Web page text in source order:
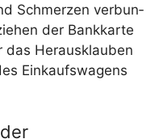
Schmer­zen ver­bun­
der Bank­kar­te
das Her­aus­klau­ben
Ein­kaufs­wa­gens